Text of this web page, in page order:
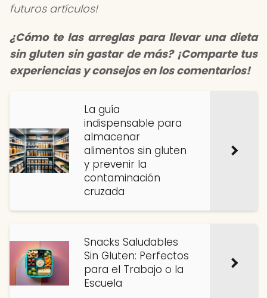
futuros artículos!
¿Cómo te las arreglas para llevar una dieta
sin gluten sin gastar de más? ¡Comparte tus
experiencias y consejos en los comentarios!
La guía
indispensable para
almacenar
alimentos sin gluten
y prevenir la
contaminación
cruzada
Snacks Saludables
Sin Gluten: Perfectos
para el Trabajo o la
Escuela